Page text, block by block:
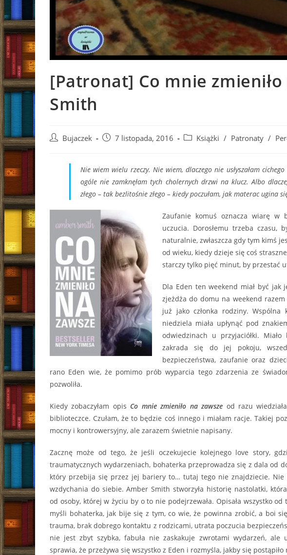
[Patronat] Co mnie
Smith
Post Bujaczek
Post7 listopada, 2016
Post Książki / Patronaty /
Nie wiem wielu rzeczy. Nie wiem, dlaczego nie usłyszałam
ogóle nie zamknęłam tych cholernych drzwi na klucz. Albo
złego – tak bezlitośnie złego – kiedy poczułam, jak materac ugina
Zaufanie komuś oznacza wiarę w
uczucia. Dorosłemu trzeba czasu,
naturalnie, zwłaszcza gdy tym kimś
od wieku, kiedy dzieje się coś
starczy tylko pięć minut, by przestać
Dla Eden ten weekend miał być
zjeżdża do domu na weekend
już jako członka rodziny. Wspólna
niedziela miała upłynąć pod
odwiedzinach u przyjaciółki.
zakrada się do jej pokoju,
bezpieczeństwa, zaufanie oraz
rano Eden wie, że pomimo prób wyparcia tego zdarzenia ze
pozwoliła.
Kiedy zobaczyłam opis Co mnie zmieniło na zawsze od razu
biblioteczce. Czułam, że to będzie coś innego i miałam racje. Takiej
mocny i kontrowersyjny, ale zarazem świetnie napisany.
Zacznę może od tego, że jeśli oczekujecie kolejnego love story,
traumatycznych wydarzeniach, bohaterka przeprowadza się z dala od
który przebija się przez jej bariery to… tutaj tego nie znajdziecie. Nie
wzdychania do siebie. Amber Smith stworzyła historię nastolatki,
od osoby, której w życiu by o to nie podejrzewała. Opisała wszystko
myśli bohaterka, jak bije się z tym, co wie, że powinna zrobić, a boi
trauma, brak dobrego kontaktu z rodzicami, utrata poczucia
nie jest zbyt szybka, fabuła nie zaskakuje zwrotami wydarzeń, ale
sprawia, że przeżywa się wszystko z Eden i rozmyśla, jakby się